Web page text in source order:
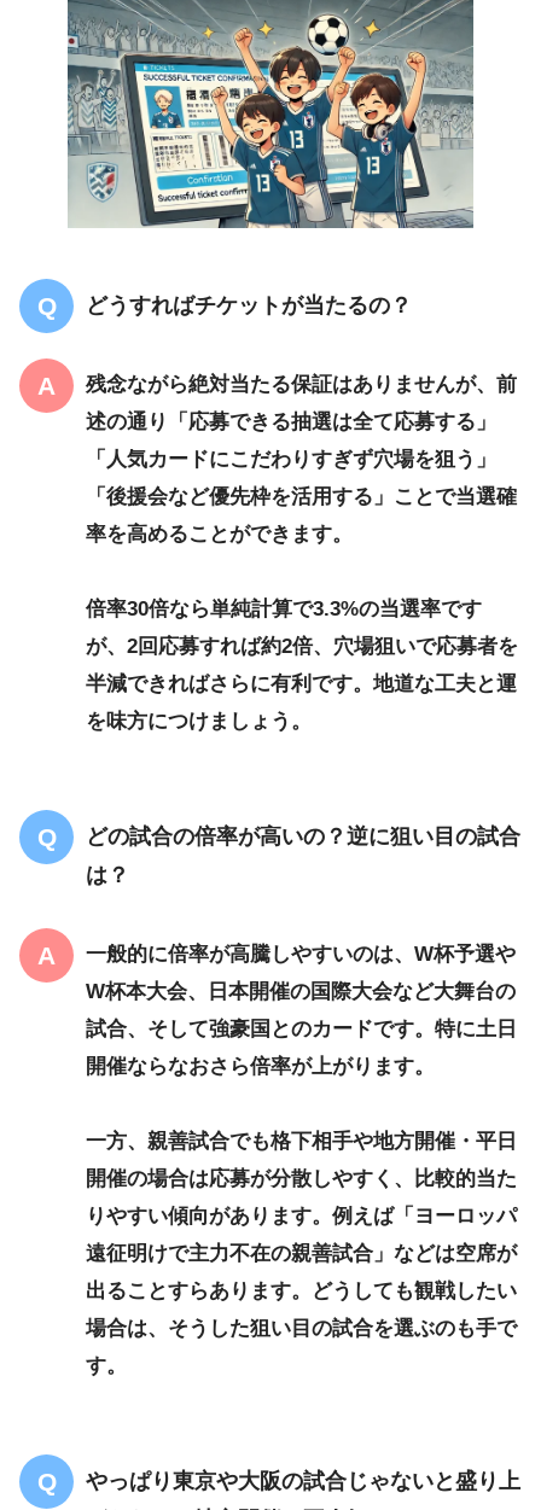
どうすればチケットが当たるの？
残念ながら絶対当たる保証はありませんが、前
述の通り「応募できる抽選は全て応募する」
「人気カードにこだわりすぎず穴場を狙う」
「後援会など優先枠を活用する」ことで当選確
率を高めることができます。
倍率30倍なら単純計算で3.3%の当選率です
が、2回応募すれば約2倍、穴場狙いで応募者を
半減できればさらに有利です。地道な工夫と運
を味方につけましょう。
どの試合の倍率が高いの？逆に狙い目の試合
は？
一般的に倍率が高騰しやすいのは、 W杯予選や
W杯本大会、日本開催の国際大会など大舞台の
試合、そして強豪国とのカードです​。特に土日
開催ならなおさら倍率が上がります。
一方、 親善試合でも格下相手や地方開催・平日
開催の場合は応募が分散しやすく、比較的当た
りやすい傾向があります。例えば「ヨーロッパ
遠征明けで主力不在の親善試合」などは空席が
出ることすらあります​。どうしても観戦したい
場合は、そうした狙い目の試合を選ぶのも手で
す。
やっぱり東京や大阪の試合じゃないと盛り上